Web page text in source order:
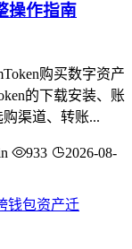
操作指南
购买数字资产
的下载安装、账
渠道、转账...
933
2026-08-